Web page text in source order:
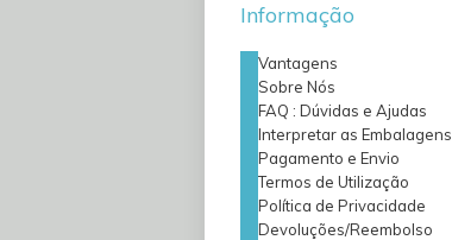
Informação
Vantagens
Sobre Nós
FAQ : Dúvidas e Ajudas
Interpretar as Embalagens
Pagamento e Envio
Termos de Utilização
Política de Privacidade
Devoluções/Reembolso